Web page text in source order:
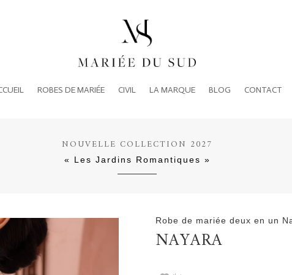
ROBES DE MARIÉE CIVIL LA MARQUE BLOG CONTACT
NOUVELLE COLLECTION 2027
« Les Jardins Romantiques »
Robe de mariée deux en un
NAYARA